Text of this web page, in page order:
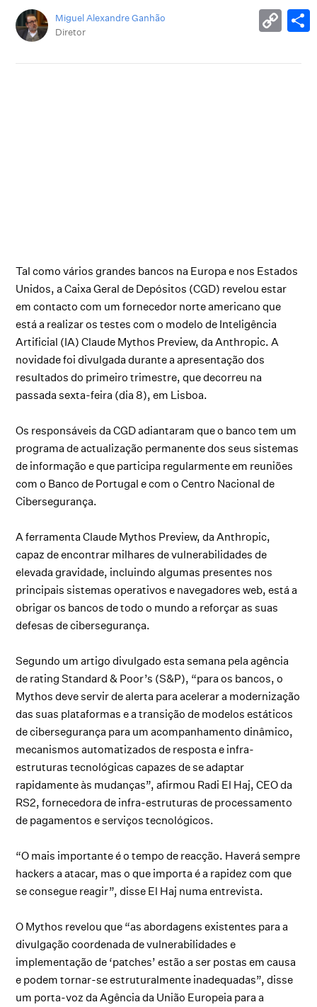
Miguel Alexandre Ganhão
Diretor
Tal como vários grandes bancos na Europa e nos Estados
Unidos, a Caixa Geral de Depósitos (CGD) revelou estar
em contacto com um fornecedor norte americano que
está a realizar os testes com o modelo de Inteligência
Artificial (IA) Claude Mythos Preview, da Anthropic. A
novidade foi divulgada durante a apresentação dos
resultados do primeiro trimestre, que decorreu na
passada sexta-feira (dia 8), em Lisboa.
Os responsáveis da CGD adiantaram que o banco tem um
programa de actualização permanente dos seus sistemas
de informação e que participa regularmente em reuniões
com o Banco de Portugal e com o Centro Nacional de
Cibersegurança.
A ferramenta Claude Mythos Preview, da Anthropic,
capaz de encontrar milhares de vulnerabilidades de
elevada gravidade, incluindo algumas presentes nos
principais sistemas operativos e navegadores web, está a
obrigar os bancos de todo o mundo a reforçar as suas
defesas de cibersegurança.
Segundo um artigo divulgado esta semana pela agência
de rating Standard & Poor’s (S&P), “para os bancos, o
Mythos deve servir de alerta para acelerar a modernização
das suas plataformas e a transição de modelos estáticos
de cibersegurança para um acompanhamento dinâmico,
mecanismos automatizados de resposta e infra-
estruturas tecnológicas capazes de se adaptar
rapidamente às mudanças”, afirmou Radi El Haj, CEO da
RS2, fornecedora de infra-estruturas de processamento
de pagamentos e serviços tecnológicos.
“O mais importante é o tempo de reacção. Haverá sempre
hackers a atacar, mas o que importa é a rapidez com que
se consegue reagir”, disse El Haj numa entrevista.
O Mythos revelou que “as abordagens existentes para a
divulgação coordenada de vulnerabilidades e
implementação de ‘patches’ estão a ser postas em causa
e podem tornar-se estruturalmente inadequadas”, disse
um porta-voz da Agência da União Europeia para a